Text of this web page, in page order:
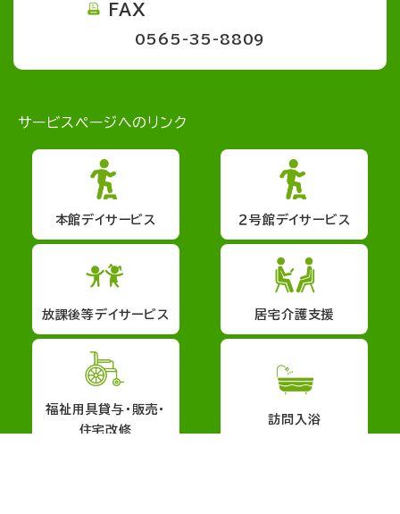
FAX
0565-35-8809
サービスページへのリンク
本館デイサービス ２号館デイサービス
放課後等デイサービス 居宅介護支援
福祉用具貸与・販売・
住宅改修
訪問入浴